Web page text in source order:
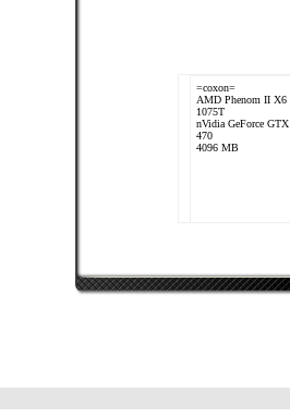
=coxon=
AMD Phenom II X6
1075T
nVidia GeForce GTX
470
4096 MB
770
8192 MB